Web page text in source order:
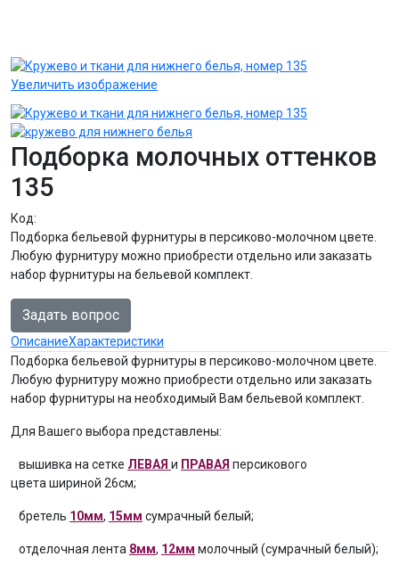
Увеличить изображение
Подборка молочных оттенков
135
Код:
Подборка бельевой фурнитуры в персиково-молочном цвете.
Любую фурнитуру можно приобрести отдельно или заказать
набор фурнитуры на бельевой комплект.
Задать вопрос
ОписаниеХарактеристики
Подборка бельевой фурнитуры в персиково-молочном цвете.
Любую фурнитуру можно приобрести отдельно или заказать
набор фурнитуры на необходимый Вам бельевой комплект.
Для Вашего выбора представлены:
вышивка на сетке ЛЕВАЯ и ПРАВАЯ персикового
цвета шириной 26см;
бретель 10мм, 15мм сумрачный белый;
отделочная лента 8мм, 12мм молочный (сумрачный белый);